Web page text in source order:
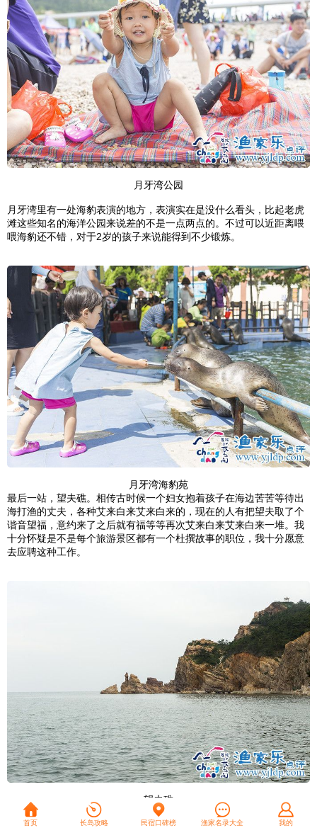
月牙湾公园
月牙湾里有一处海豹表演的地方，表演实在是没什么看头，比起老虎
滩这些知名的海洋公园来说差的不是一点两点的。不过可以近距离喂
喂海豹还不错，对于2岁的孩子来说能得到不少锻炼。
月牙湾海豹苑
最后一站，望夫礁。相传古时候一个妇女抱着孩子在海边苦苦等待出
海打渔的丈夫，各种艾来白来艾来白来的，现在的人有把望夫取了个
谐音望福，意约来了之后就有福等等再次艾来白来艾来白来一堆。我
十分怀疑是不是每个旅游景区都有一个杜撰故事的职位，我十分愿意
去应聘这种工作。
望夫礁
首页 长岛攻略 民宿口碑榜 渔家名录大全 我的